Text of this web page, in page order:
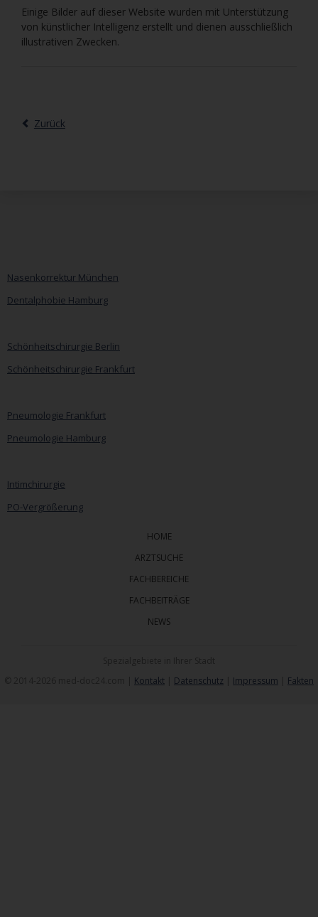
Einige Bilder auf dieser Website wurden mit Unterstützung
von künstlicher Intelligenz erstellt und dienen ausschließlich
illustrativen Zwecken.
Zurück
Nasenkorrektur München
Dentalphobie Hamburg
Schönheitschirurgie Berlin
Schönheitschirurgie Frankfurt
Pneumologie Frankfurt
Pneumologie Hamburg
Intimchirurgie
PO-Vergrößerung
HOME
ARZTSUCHE
FACHBEREICHE
FACHBEITRÄGE
NEWS
Kontakt Datenschutz Impressum Fakten